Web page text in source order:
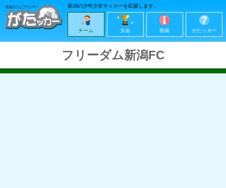
新潟の少年少女サッカーを応援します。
チーム 大会 投稿 がたッカー
フリーダム新潟FC